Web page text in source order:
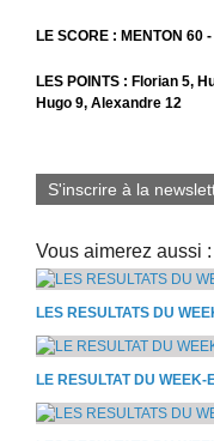
LE SCORE : MENTON 60
LES POINTS : Florian 5,
Hugo 9, Alexandre 12
S'inscrire à la
Vous aimerez aussi :
LES RESULTATS DU
LE RESULTAT DU WEEK-